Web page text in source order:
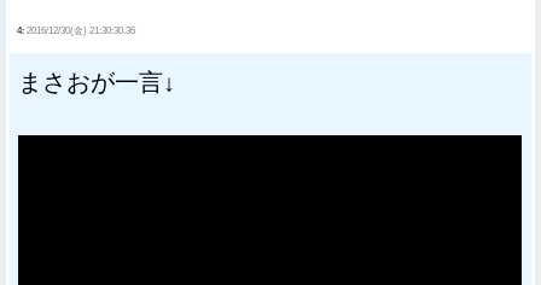
4: 2016/12/30(金) 21:30:30.36
まさおが一言↓